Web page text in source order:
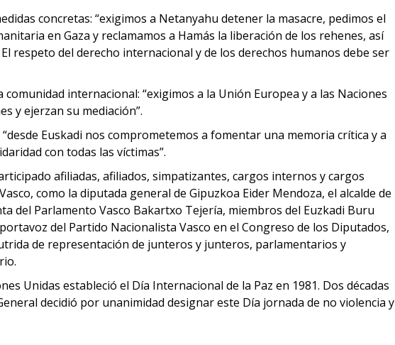
concretas: “exigimos a Netanyahu detener la masacre, pedimos el
en Gaza y reclamamos a Hamás la liberación de los rehenes, así
respeto del derecho internacional y de los derechos humanos debe ser
internacional: “exigimos a la Unión Europea y a las Naciones
y ejerzan su mediación”.
Euskadi nos comprometemos a fomentar una memoria crítica y a
con todas las víctimas”.
afiliadas, afiliados, simpatizantes, cargos internos y cargos
como la diputada general de Gipuzkoa Eider Mendoza, el alcalde de
del Parlamento Vasco Bakartxo Tejería, miembros del Euzkadi Buru
del Partido Nacionalista Vasco en el Congreso de los Diputados,
de representación de junteros y junteros, parlamentarios y
Unidas estableció el Día Internacional de la Paz en 1981. Dos décadas
decidió por unanimidad designar este Día jornada de no violencia y